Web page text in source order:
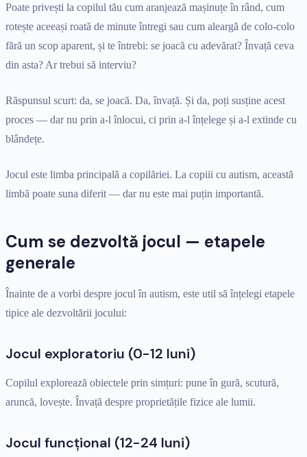
Poate privești la copilul tău cum aranjează mașinuțe în rând, cum
rotește aceeași roată de minute întregi sau cum aleargă de colo-colo
fără un scop aparent, și te întrebi: se joacă cu adevărat? Învață ceva
din asta? Ar trebui să interviu?
Răspunsul scurt: da, se joacă. Da, învață. Și da, poți susține acest
proces — dar nu prin a-l înlocui, ci prin a-l înțelege și a-l extinde cu
blândețe.
Jocul este limba principală a copilăriei. La copiii cu autism, această
limbă poate suna diferit — dar nu este mai puțin importantă.
Cum se dezvoltă jocul — etapele
generale
Înainte de a vorbi despre jocul în autism, este util să înțelegi etapele
tipice ale dezvoltării jocului:
Jocul exploratoriu (0-12 luni)
Copilul explorează obiectele prin simțuri: pune în gură, scutură,
aruncă, lovește. Învață despre proprietățile fizice ale lumii.
Jocul funcțional (12-24 luni)